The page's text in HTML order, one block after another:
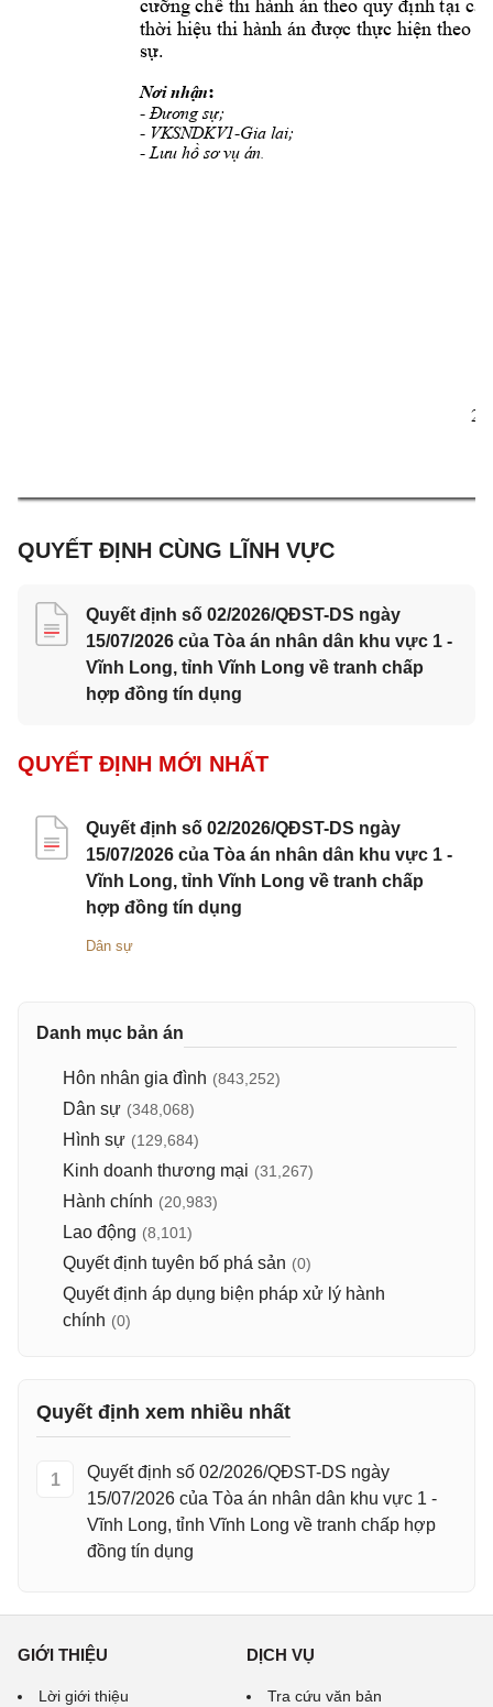
2
cưỡng chế thi hành án theo quy định tại
thời hiệu thi hành án được thực hiện theo
sự.
Nơi nhận:
- Đương sự;
- VKSNDKV1-Gia lai;
- Lưu hồ sơ vụ án.
QUYẾT ĐỊNH CÙNG LĨNH VỰC
Quyết định số 02/2026/QĐST-DS ngày
15/07/2026 của Tòa án nhân dân khu vực 1 -
Vĩnh Long, tỉnh Vĩnh Long về tranh chấp
hợp đồng tín dụng
QUYẾT ĐỊNH MỚI NHẤT
Quyết định số 02/2026/QĐST-DS ngày
15/07/2026 của Tòa án nhân dân khu vực 1 -
Vĩnh Long, tỉnh Vĩnh Long về tranh chấp
hợp đồng tín dụng
Dân sự
Danh mục bản án
Hôn nhân gia đình (843,252)
Dân sự (348,068)
Hình sự (129,684)
Kinh doanh thương mại (31,267)
Hành chính (20,983)
Lao động (8,101)
Quyết định tuyên bố phá sản (0)
Quyết định áp dụng biện pháp xử lý hành
chính (0)
Quyết định xem nhiều nhất
1
Quyết định số 02/2026/QĐST-DS ngày
15/07/2026 của Tòa án nhân dân khu vực 1 -
Vĩnh Long, tỉnh Vĩnh Long về tranh chấp hợp
đồng tín dụng
GIỚI THIỆU
Lời giới thiệu
DỊCH VỤ
Tra cứu văn bản